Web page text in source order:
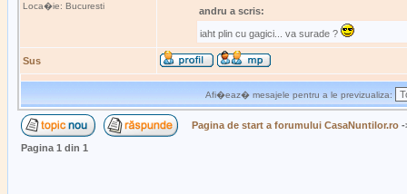
Loca�ie: Bucuresti
andru a scris:
iaht plin cu gagici... va surade ?
Sus
Afi�eaz� mesajele pentru a le previzualiza:
Pagina de start a forumului CasaNuntilor.ro
Pagina 1 din 1